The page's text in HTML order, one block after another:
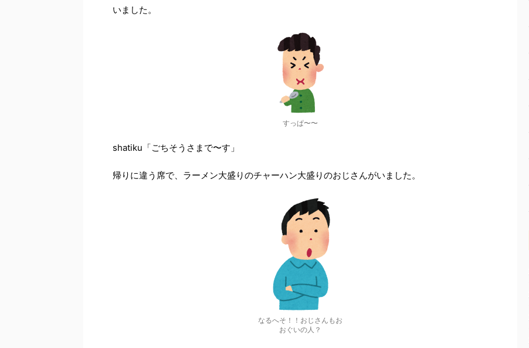
いました。
すっぱ〜〜
shatiku「ごちそうさまで〜す」
帰りに違う席で、ラーメン大盛りのチャーハン大盛りのおじさんがいました。
なるへそ！！おじさんもお
おぐいの人？